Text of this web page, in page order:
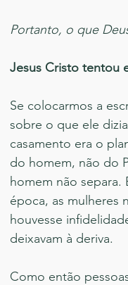
Portanto, o que
Jesus Cristo tentou
Se colocarmos a
sobre o que ele
casamento era o
do homem, não do
homem não
época, as mulheres
houvesse
deixavam à deriva.
Como então